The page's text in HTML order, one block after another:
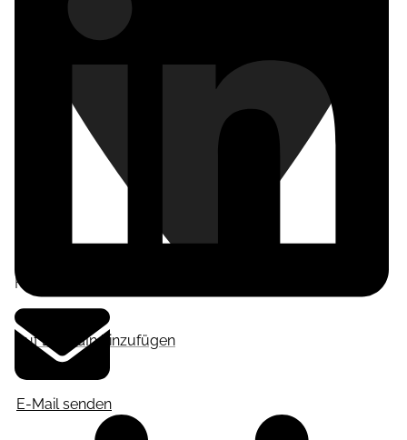
Auf LinkedIn hinzufügen
Frankfurt am Main
E-Mail senden